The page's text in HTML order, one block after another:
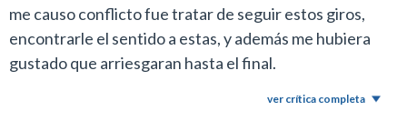
me causo conflicto fue tratar de seguir estos giros,
encontrarle el sentido a estas, y además me hubiera
gustado que arriesgaran hasta el final.
ver crítica completa